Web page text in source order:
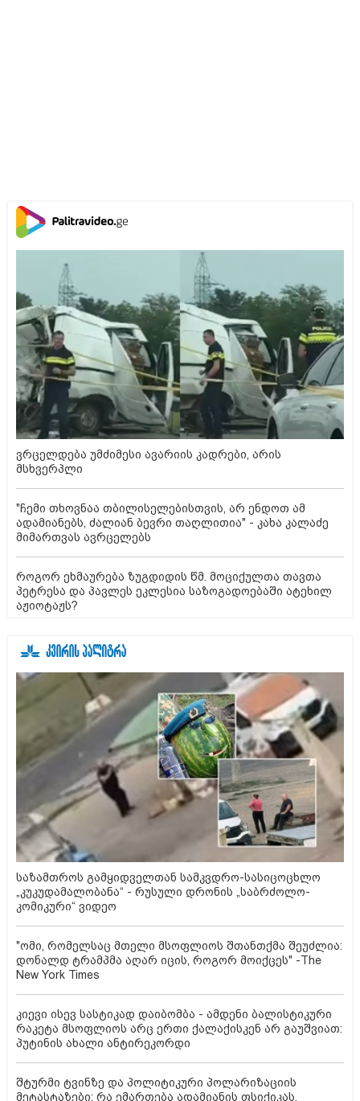
ვრცელდება უმძიმესი ავარიის კადრები, არის
მსხვერპლი
"ჩემი თხოვნაა თბილისელებისთვის, არ ენდოთ ამ
ადამიანებს, ძალიან ბევრი თაღლითია" - კახა კალაძე
მიმართვას ავრცელებს
როგორ ეხმაურება ზუგდიდის წმ. მოციქულთა თავთა
პეტრესა და პავლეს ეკლესია საზოგადოებაში ატეხილ
აჟიოტაჟს?
საზამთროს გამყიდველთან სამკვდრო-სასიცოცხლო
„კუკუდამალობანა“ - რუსული დრონის „საბრძოლო-
კომიკური“ ვიდეო
"ომი, რომელსაც მთელი მსოფლიოს შთანთქმა შეუძლია:
დონალდ ტრამპმა აღარ იცის, როგორ მოიქცეს" -The
New York Times
კიევი ისევ სასტიკად დაიბომბა - ამდენი ბალისტიკური
რაკეტა მსოფლიოს არც ერთი ქალაქისკენ არ გაუშვიათ:
პუტინის ახალი ანტირეკორდი
შტურმი ტვინზე და პოლიტიკური პოლარიზაციის
მეტასტაზები: რა ემართება ადამიანის ფსიქიკას,